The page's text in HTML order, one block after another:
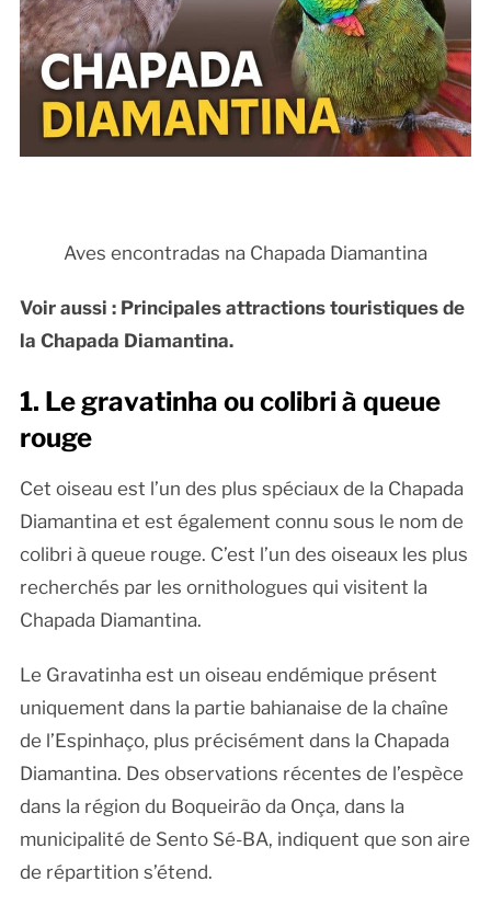
Aves encontradas na Chapada Diamantina
Voir aussi : Principales attractions touristiques de
la Chapada Diamantina.
1. Le gravatinha ou colibri à queue
rouge
Cet oiseau est l’un des plus spéciaux de la Chapada
Diamantina et est également connu sous le nom de
colibri à queue rouge. C’est l’un des oiseaux les plus
recherchés par les ornithologues qui visitent la
Chapada Diamantina.
Le Gravatinha est un oiseau endémique présent
uniquement dans la partie bahianaise de la chaîne
de l’Espinhaço, plus précisément dans la Chapada
Diamantina. Des observations récentes de l’espèce
dans la région du Boqueirão da Onça, dans la
municipalité de Sento Sé-BA, indiquent que son aire
de répartition s’étend.